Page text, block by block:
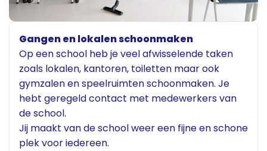
Gangen en lokalen schoonmaken
Op een school heb je veel afwisselende taken
zoals lokalen, kantoren, toiletten maar ook
gymzalen en speelruimten schoonmaken. Je
hebt geregeld contact met medewerkers van
de school.
Jij maakt van de school weer een fijne en schone
plek voor iedereen.